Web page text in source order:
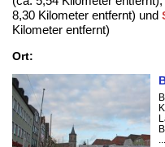
8,30 Kilometer entfernt) und
Kilometer entfernt)
Ort:
...